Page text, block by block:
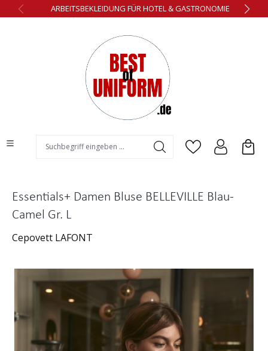
springenARBEITSBEKLEIDUNG FÜR HOTEL & GASTRONOMIE
Essentials+ Damen Bluse BELLEVILLE Blau-
Camel Gr. L
Cepovett LAFONT
Bildergalerie überspringen